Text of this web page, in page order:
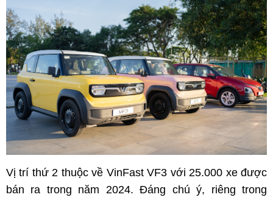
Vị trí thứ 2 thuộc về VinFast VF3 với 25.000 xe được
bán ra trong năm 2024. Đáng chú ý, riêng trong